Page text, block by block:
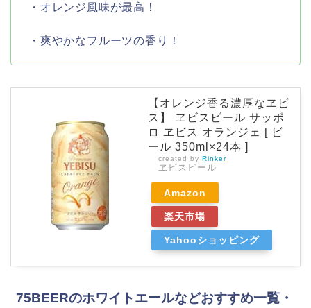
・オレンジ風味が最高！
・爽やかなフルーツの香り！
【オレンジ香る濃厚なヱビ
ス】 ヱビスビール サッポ
ロ ヱビス オランジェ [ ビ
ール 350ml×24本 ]
created by Rinker
ヱビスビール
Amazon
楽天市場
Yahooショッピング
75BEERのホワイトエールなどおすすめ一覧・